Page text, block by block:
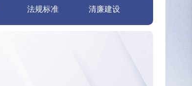
法规标准 清廉建设